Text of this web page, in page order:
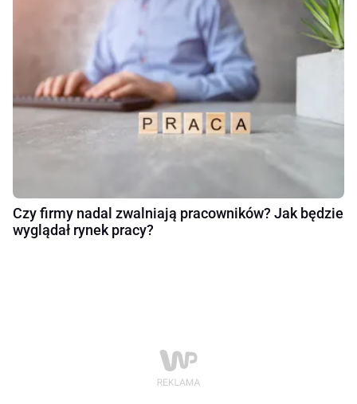
Czy firmy nadal zwalniają pracowników? Jak będzie
wyglądał rynek pracy?